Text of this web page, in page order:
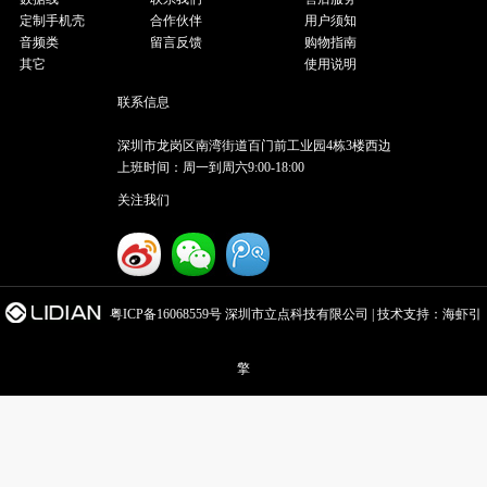
联系信息
深圳市龙岗区南湾街道百门前工业园4栋3楼西边
上班时间：周一到周六9:00-18:00
关注我们
定制手机壳
音频类
其它
合作伙伴
留言反馈
用户须知
购物指南
使用说明
粤ICP备16068559号 深圳市立点科技有限公司 | 技术支持：海虾引
擎